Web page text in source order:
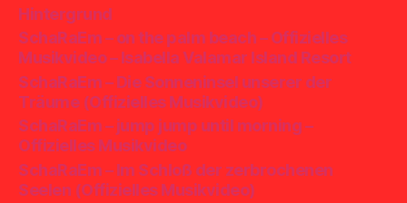
Hintergrund
SchaRaEm – on the palm beach – Offizielles
Musikvideo – Isabella Valamar Island Resort
SchaRaEm – Die Sonneninsel unserer der
Träume (Offizielles Musikvideo)
SchaRaEm – jump jump until morning –
Offizielles Musikvideo
SchaRaEm – Im Schloß der zerbrochenen
Seelen (Offizielles Musikvideo)